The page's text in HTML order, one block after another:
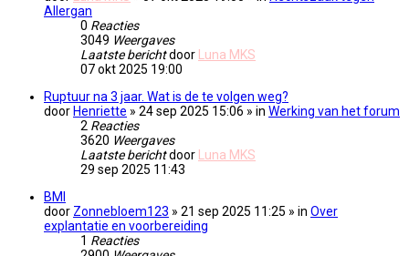
Allergan
0 Reacties
3049 Weergaves
Laatste berichtdoor
Luna MKS
07 okt 2025 19:00
Ruptuur na 3 jaar. Wat is de te volgen weg?
door Henriette » 24 sep 2025 15:06 » in Werking van het forum
2 Reacties
3620 Weergaves
Laatste berichtdoor
Luna MKS
29 sep 2025 11:43
BMI
door Zonnebloem123 » 21 sep 2025 11:25 » in Over
explantatie en voorbereiding
1 Reacties